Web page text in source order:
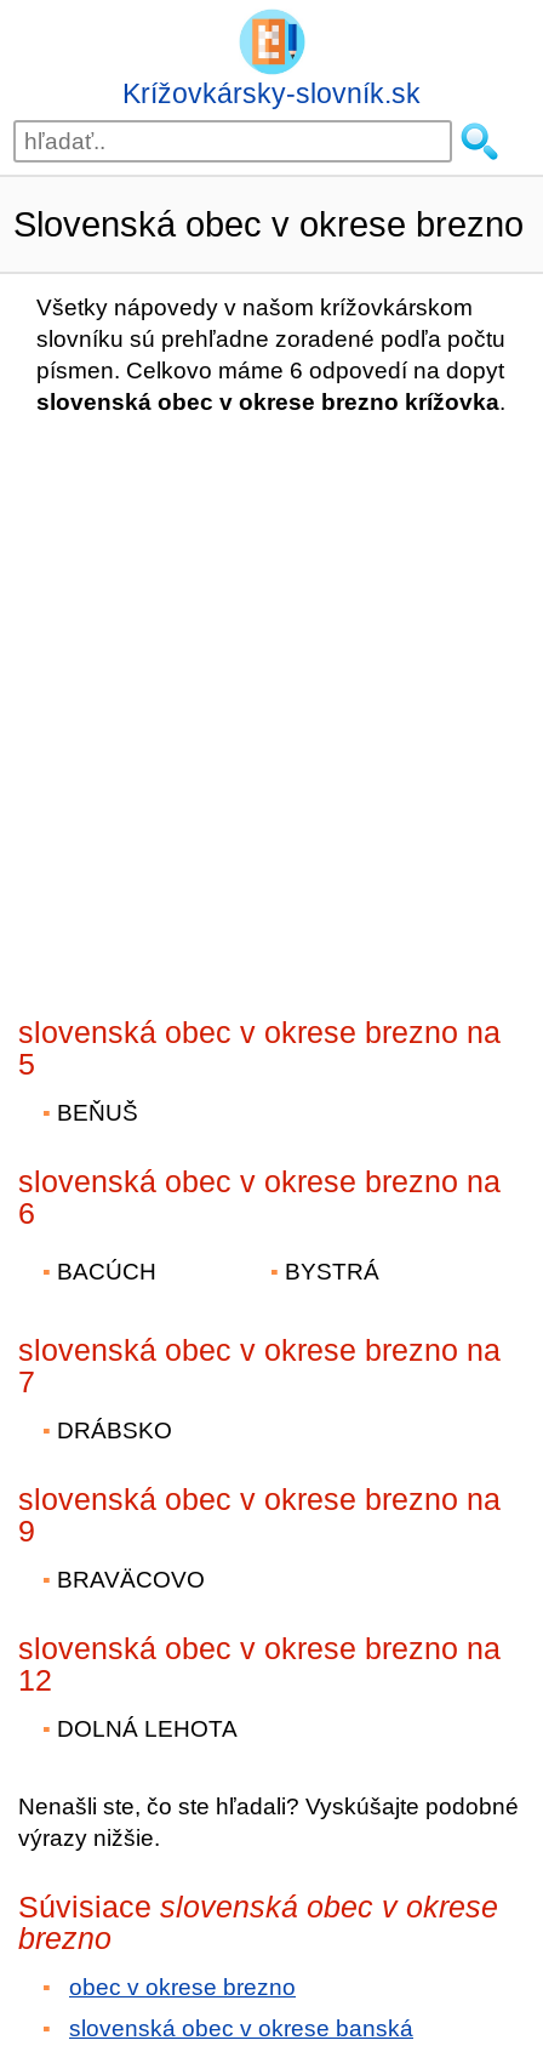
Krížovkársky-slovník.sk
Slovenská obec v okrese brezno
Všetky nápovedy v našom krížovkárskom
slovníku sú prehľadne zoradené podľa počtu
písmen. Celkovo máme 6 odpovedí na dopyt
slovenská obec v okrese brezno krížovka.
slovenská obec v okrese brezno na
5
BEŇUŠ
slovenská obec v okrese brezno na
6
BACÚCH BYSTRÁ
slovenská obec v okrese brezno na
7
DRÁBSKO
slovenská obec v okrese brezno na
9
BRAVÄCOVO
slovenská obec v okrese brezno na
12
DOLNÁ LEHOTA
Nenašli ste, čo ste hľadali? Vyskúšajte podobné
výrazy nižšie.
Súvisiace slovenská obec v okrese
brezno
obec v okrese brezno
slovenská obec v okrese banská